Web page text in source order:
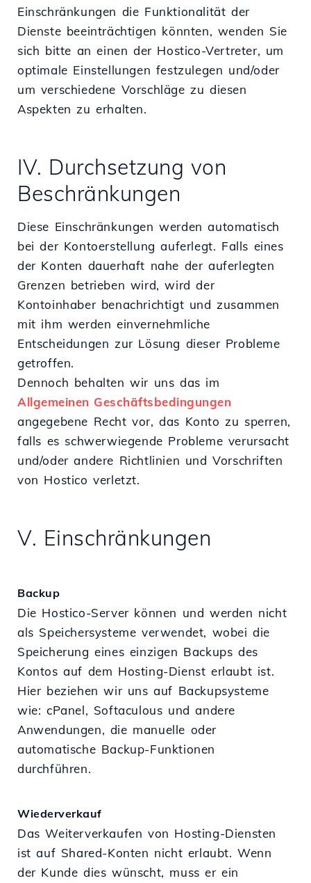
Einschränkungen die Funktionalität der
Dienste beeinträchtigen könnten, wenden Sie
sich bitte an einen der Hostico-Vertreter, um
optimale Einstellungen festzulegen und/oder
um verschiedene Vorschläge zu diesen
Aspekten zu erhalten.
IV. Durchsetzung von
Beschränkungen
Diese Einschränkungen werden automatisch
bei der Kontoerstellung auferlegt. Falls eines
der Konten dauerhaft nahe der auferlegten
Grenzen betrieben wird, wird der
Kontoinhaber benachrichtigt und zusammen
mit ihm werden einvernehmliche
Entscheidungen zur Lösung dieser Probleme
getroffen.
Dennoch behalten wir uns das im
Allgemeinen Geschäftsbedingungen
angegebene Recht vor, das Konto zu sperren,
falls es schwerwiegende Probleme verursacht
und/oder andere Richtlinien und Vorschriften
von Hostico verletzt.
V. Einschränkungen
Backup
Die Hostico-Server können und werden nicht
als Speichersysteme verwendet, wobei die
Speicherung eines einzigen Backups des
Kontos auf dem Hosting-Dienst erlaubt ist.
Hier beziehen wir uns auf Backupsysteme
wie: cPanel, Softaculous und andere
Anwendungen, die manuelle oder
automatische Backup-Funktionen
durchführen.
Wiederverkauf
Das Weiterverkaufen von Hosting-Diensten
ist auf Shared-Konten nicht erlaubt. Wenn
der Kunde dies wünscht, muss er ein